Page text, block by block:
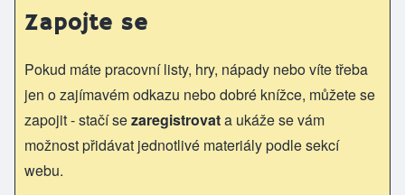
Zapojte se
Pokud máte pracovní listy, hry, nápady nebo víte třeba
jen o zajímavém odkazu nebo dobré knížce, můžete se
zapojit - stačí sezaregistrovata ukáže se vám
možnost přidávat jednotlivé materiály podle sekcí
webu.